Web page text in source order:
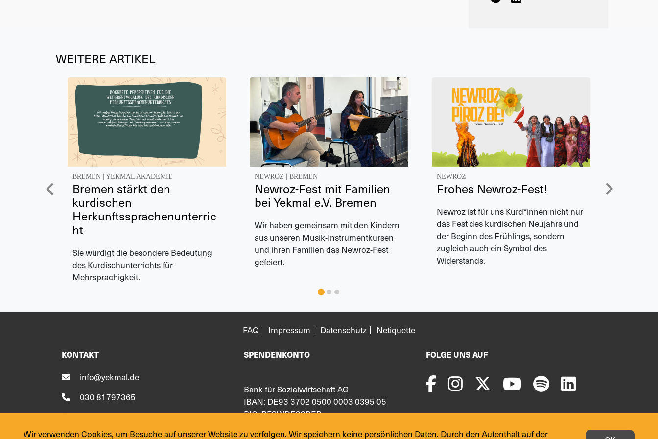
WEITERE ARTIKEL
BREMEN | YEKMAL AKADEMIE
Bremen stärkt den
kurdischen
Herkunftssprachenunterric
ht
Sie würdigt die besondere Bedeutung
des Kurdischunterrichts für
Mehrsprachigkeit.
NEWROZ | BREMEN
Newroz-Fest mit Familien
bei Yekmal e.V. Bremen
Wir haben gemeinsam mit den Kindern
aus unseren Musik-Instrumentkursen
und ihren Familien das Newroz-Fest
gefeiert.
NEWROZ
Frohes Newroz-Fest!
Newroz ist für uns Kurd*innen nicht nur
das Fest des kurdischen Neujahrs und
der Beginn des Frühlings, sondern
zugleich auch ein Symbol des
Widerstands.
FAQ Impressum Datenschutz Netiquette
KONTAKT
info@yekmal.de
030 81797365
030 81797366
SPENDENKONTO
Bank für Sozialwirtschaft AG
IBAN: DE93 3702 0500 0003 0395 05
BIC: BFSWDE33BER
FOLGE UNS AUF
Wir verwenden Cookies, um Besuche auf unserer Website zu verfolgen. Wir speichern keine persönlichen Daten. Durch den Aufenthalt auf der